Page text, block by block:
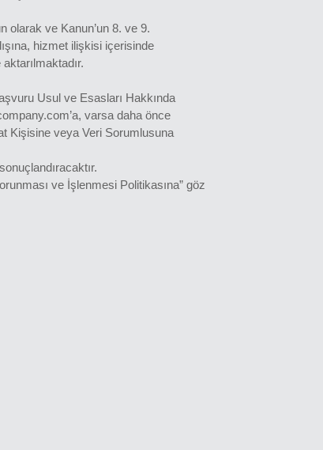
olarak ve Kanun’un 8. ve 9.
hizmet ilişkisi içerisinde
Usul ve Esasları Hakkında
varsa daha önce
Kişisine veya Veri Sorumlusuna
ve İşlenmesi Politikasına” göz